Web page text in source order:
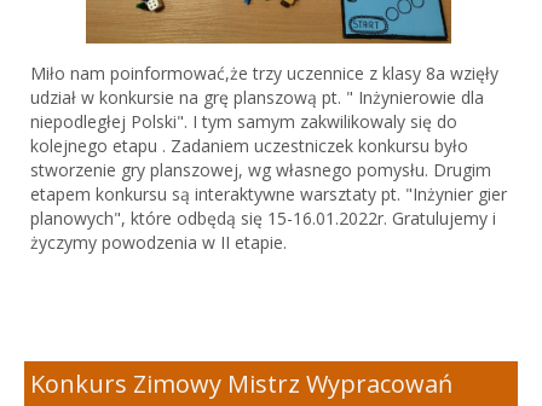
Miło nam poinformować,że trzy uczennice z klasy 8a wzięły
udział w konkursie na grę planszową pt. " Inżynierowie dla
niepodległej Polski". I tym samym zakwilikowaly się do
kolejnego etapu . Zadaniem uczestniczek konkursu było
stworzenie gry planszowej, wg własnego pomysłu. Drugim
etapem konkursu są interaktywne warsztaty pt. "Inżynier gier
planowych", które odbędą się 15-16.01.2022r. Gratulujemy i
życzymy powodzenia w II etapie.
Konkurs Zimowy Mistrz Wypracowań